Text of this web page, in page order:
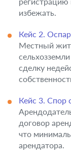
избежать.
Кейс 2.
Местный
сделку
Кейс 3. Спор
договор
что
арендатора.